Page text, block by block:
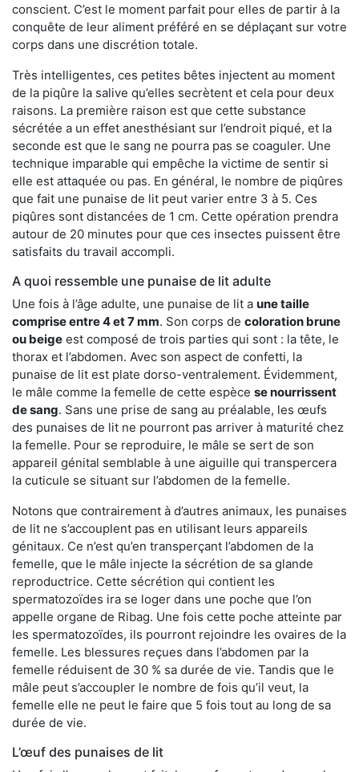
conscient. C’est le moment parfait pour elles de partir à la
conquête de leur aliment préféré en se déplaçant sur votre
corps dans une discrétion totale.
Très intelligentes, ces petites bêtes injectent au moment
de la piqûre la salive qu’elles secrètent et cela pour deux
raisons. La première raison est que cette substance
sécrétée a un effet anesthésiant sur l’endroit piqué, et la
seconde est que le sang ne pourra pas se coaguler. Une
technique imparable qui empêche la victime de sentir si
elle est attaquée ou pas. En général, le nombre de piqûres
que fait une punaise de lit peut varier entre 3 à 5. Ces
piqûres sont distancées de 1 cm. Cette opération prendra
autour de 20 minutes pour que ces insectes puissent être
satisfaits du travail accompli.
A quoi ressemble une punaise de lit adulte
Une fois à l’âge adulte, une punaise de lit a une taille
comprise entre 4 et 7 mm. Son corps de coloration brune
ou beige est composé de trois parties qui sont : la tête, le
thorax et l’abdomen. Avec son aspect de confetti, la
punaise de lit est plate dorso-ventralement. Évidemment,
le mâle comme la femelle de cette espèce se nourrissent
de sang. Sans une prise de sang au préalable, les œufs
des punaises de lit ne pourront pas arriver à maturité chez
la femelle. Pour se reproduire, le mâle se sert de son
appareil génital semblable à une aiguille qui transpercera
la cuticule se situant sur l’abdomen de la femelle.
Notons que contrairement à d’autres animaux, les punaises
de lit ne s’accouplent pas en utilisant leurs appareils
génitaux. Ce n’est qu’en transperçant l’abdomen de la
femelle, que le mâle injecte la sécrétion de sa glande
reproductrice. Cette sécrétion qui contient les
spermatozoïdes ira se loger dans une poche que l’on
appelle organe de Ribag. Une fois cette poche atteinte par
les spermatozoïdes, ils pourront rejoindre les ovaires de la
femelle. Les blessures reçues dans l’abdomen par la
femelle réduisent de 30 % sa durée de vie. Tandis que le
mâle peut s’accoupler le nombre de fois qu’il veut, la
femelle elle ne peut le faire que 5 fois tout au long de sa
durée de vie.
L’œuf des punaises de lit